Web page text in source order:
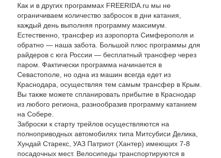
Как и в других программах FREERIDA.ru мы не
ограничиваем количество забросок в дни катания,
каждый день выполняя программу максимум.
Естественно, трансфер из аэропорта Симферополя и
обратно — наша забота. Большой плюс программы для
райдеров с юга России — бесплатный трансфер через
паром. Фактически программа начинается в
Севастополе, но одна из машин всегда едет из
Краснодара, осуществляя тем самым трансфер в Крым.
Вы также можете спланировать прибытие в Краснодар
из любого региона, разнообразив программу катанием
на Собере.
Заброски к старту трейлов осуществляются на
полноприводных автомобилях типа Митсубиси Делика,
Хундай Старекс, УАЗ Патриот (Хантер) имеющих 7-8
посадочных мест. Велосипеды транспортируются в